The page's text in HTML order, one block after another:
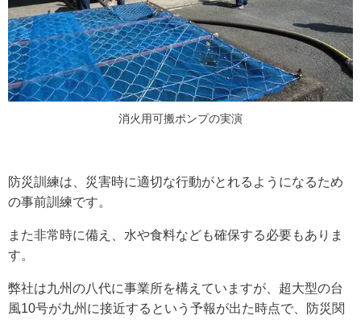
消火用可搬ポンプの実演
防災訓練は、災害時に適切な行動がとれるようになるため
の事前訓練です。
また非常時に備え、水や食料なども確保する必要もありま
す。
弊社は九州の八代に事業所を構えていますが、超大型の台
風10号が九州に接近するという予報が出た時点で、防災関